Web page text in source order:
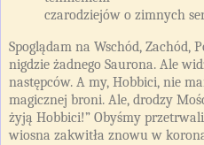
czarodziejów o zimnych
Spoglądam na Wschód, Zachód,
nigdzie żadnego Saurona. Ale
następców. A my, Hobbici, nie
magicznej broni. Ale, drodzy
żyją Hobbici!” Obyśmy
wiosna zakwitła znowu w